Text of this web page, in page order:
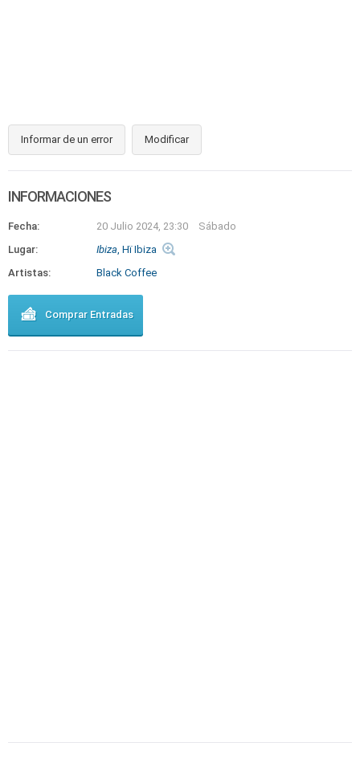
Informar de un error Modificar
INFORMACIONES
Fecha: 20 Julio 2024, 23:30
Sábado
Lugar:
Ibiza, Hï Ibiza
Artistas:
Black Coffee
Comprar Entradas